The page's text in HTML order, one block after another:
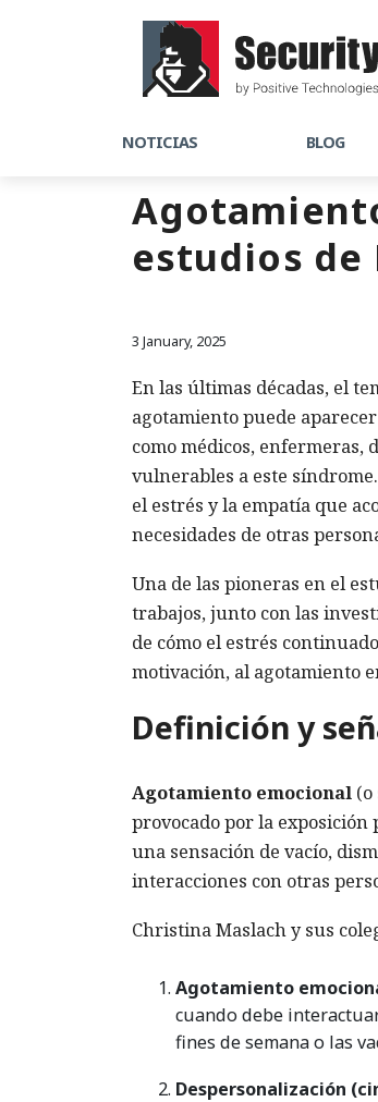
NOTICIAS BLOG
estudios de
3 January, 2025
En las últimas décadas, el
agotamiento puede
como médicos, enfermeras,
vulnerables a este
el estrés y la empatía que
necesidades de otras
Una de las pioneras en el
trabajos, junto con las
de cómo el estrés
motivación, al agotamiento
Definición y
Agotamiento emocional
provocado por la exposición
una sensación de vacío,
interacciones con otras
Christina Maslach y sus
Agotamiento
cuando debe
fines de semana o las
Despersonalización